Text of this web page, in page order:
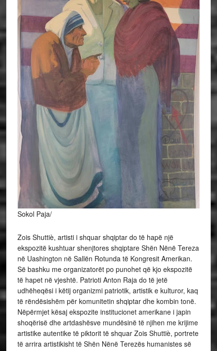
Sokol Paja/
Zois Shuttiè, artisti i shquar shqiptar do të hapë një
ekspozitë kushtuar shenjtores shqiptare Shën Nënë Tereza
në Uashington në Sallën Rotunda të Kongresit Amerikan.
Së bashku me organizatorët po punohet që kjo ekspozitë
të hapet në vjeshtë. Patrioti Anton Raja do të jetë
udhëheqësi i këtij organizmi patriotik, artistik e kulturor, kaq
të rëndësishëm për komunitetin shqiptar dhe kombin tonë.
Nëpërmjet kësaj ekspozite institucionet amerikane i japin
shoqërisë dhe artdashësve mundësinë të njihen me krijime
artistike autentike të piktorit të shquar Zois Shuttiè, portrete
të arrira artistikisht të Shën Nënë Terezës humanistes së